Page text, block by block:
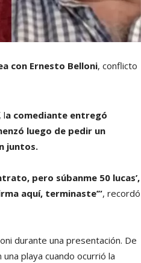
con Ernesto Belloni, conflicto
la comediante entregó
luego de pedir un
juntos.
pero súbanme 50 lucas’,
aquí, terminaste’”, recordó
durante una presentación. De
playa cuando ocurrió la